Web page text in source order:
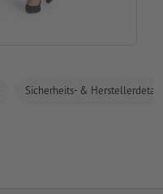
Sicherheits- &